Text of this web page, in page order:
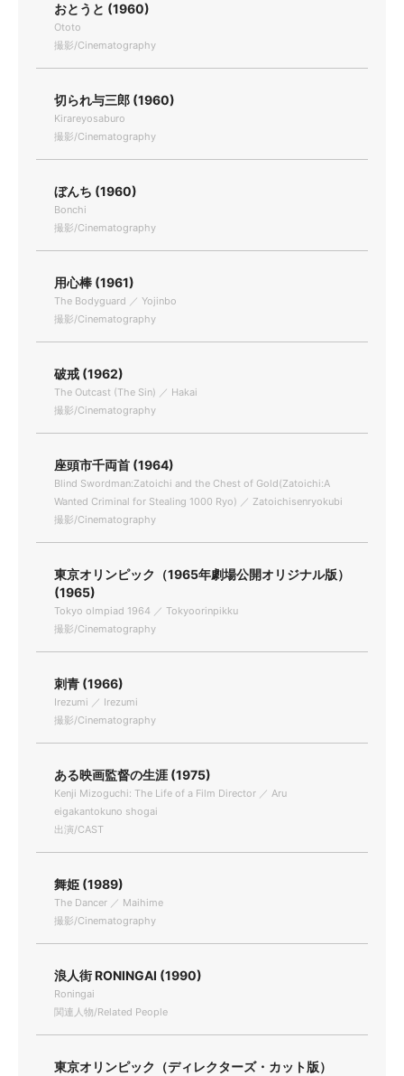
おとうと (1960)
Ototo
撮影/Cinematography
切られ与三郎 (1960)
Kirareyosaburo
撮影/Cinematography
ぼんち (1960)
Bonchi
撮影/Cinematography
用心棒 (1961)
The Bodyguard ／ Yojinbo
撮影/Cinematography
破戒 (1962)
The Outcast (The Sin) ／ Hakai
撮影/Cinematography
座頭市千両首 (1964)
Blind Swordman:Zatoichi and the Chest of Gold(Zatoichi:A
Wanted Criminal for Stealing 1000 Ryo) ／ Zatoichisenryokubi
撮影/Cinematography
東京オリンピック（1965年劇場公開オリジナル版）
(1965)
Tokyo olmpiad 1964 ／ Tokyoorinpikku
撮影/Cinematography
刺青 (1966)
Irezumi ／ Irezumi
撮影/Cinematography
ある映画監督の生涯 (1975)
Kenji Mizoguchi: The Life of a Film Director ／ Aru
eigakantokuno shogai
出演/CAST
舞姫 (1989)
The Dancer ／ Maihime
撮影/Cinematography
浪人街 RONINGAI (1990)
Roningai
関連人物/Related People
東京オリンピック（ディレクターズ・カット版）